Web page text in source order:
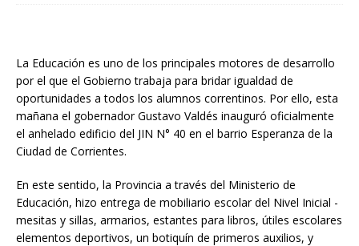
La Educación es uno de los principales motores de desarrollo
por el que el Gobierno trabaja para bridar igualdad de
oportunidades a todos los alumnos correntinos. Por ello, esta
mañana el gobernador Gustavo Valdés inauguró oficialmente
el anhelado edificio del JIN N° 40 en el barrio Esperanza de la
Ciudad de Corrientes.
En este sentido, la Provincia a través del Ministerio de
Educación, hizo entrega de mobiliario escolar del Nivel Inicial -
mesitas y sillas, armarios, estantes para libros, útiles escolares
elementos deportivos, un botiquín de primeros auxilios, y